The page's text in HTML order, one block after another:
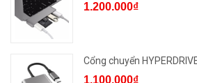
1.200.000₫
Cổng chuyển
1.100.000₫